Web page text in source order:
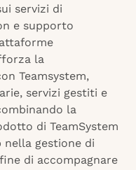
servizi di
e supporto
la
Teamsystem,
servizi gestiti e
la
di TeamSystem
nella gestione di
di accompagnare